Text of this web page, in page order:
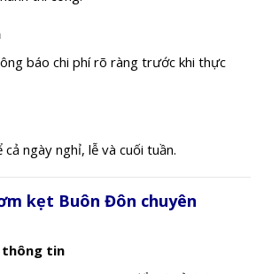
báo chi phí rõ ràng trước khi thực
cả ngày nghỉ, lễ và cuối tuần.
kẹt Buôn Đôn chuyên
thông tin